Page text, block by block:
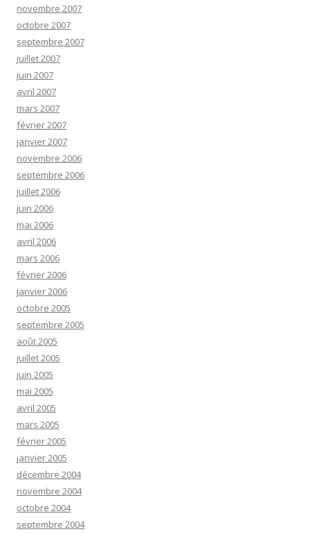
novembre 2007
octobre 2007
septembre 2007
juillet 2007
juin 2007
avril 2007
mars 2007
février 2007
janvier 2007
novembre 2006
septembre 2006
juillet 2006
juin 2006
mai 2006
avril 2006
mars 2006
février 2006
janvier 2006
octobre 2005
septembre 2005
août 2005
juillet 2005
juin 2005
mai 2005
avril 2005
mars 2005
février 2005
janvier 2005
décembre 2004
novembre 2004
octobre 2004
septembre 2004